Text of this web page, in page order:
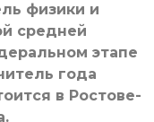
физики и
средней
этапе
года
в Ростове-